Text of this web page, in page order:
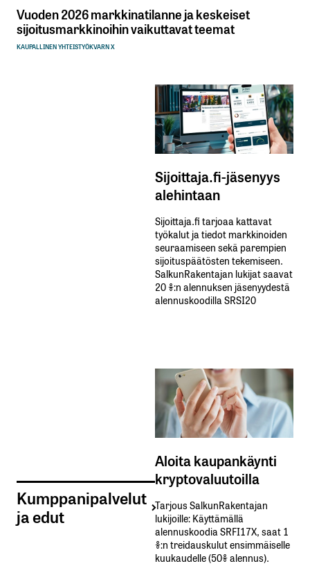
Vuoden 2026 markkinatilanne ja keskeiset
sijoitusmarkkinoihin vaikuttavat teemat
KAUPALLINEN YHTEISTYÖKVARN X
Kumppanipalvelut
ja edut
Sijoittaja.fi-jäsenyys
alehintaan
Sijoittaja.fi tarjoaa kattavat
työkalut ja tiedot markkinoiden
seuraamiseen sekä parempien
sijoituspäätösten tekemiseen.
SalkunRakentajan lukijat saavat
20 %:n alennuksen jäsenyydestä
alennuskoodilla SRSI20
Aloita kaupankäynti
kryptovaluutoilla
Tarjous SalkunRakentajan
lukijoille: Käyttämällä​ ​
alennuskoodia​ ​SRFI17X,​ ​saat​ ​1
%:n treidauskulut​ ​ensimmäiselle​ ​
kuukaudelle​ ​(50%​ ​alennus).